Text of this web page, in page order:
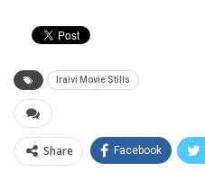
Iraivi Movie Stills
Share Facebook